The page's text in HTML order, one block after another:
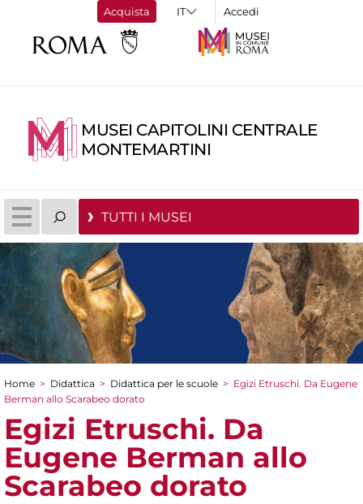
Acquista Accedi
MUSEI CAPITOLINI CENTRALE
MONTEMARTINI
TUTTI I MUSEI
Tu sei qui
Home > Didattica > Didattica per le scuole > Egizi Etruschi. Da Eugene
Berman allo Scarabeo dorato
Egizi Etruschi. Da
Eugene Berman allo
Scarabeo dorato